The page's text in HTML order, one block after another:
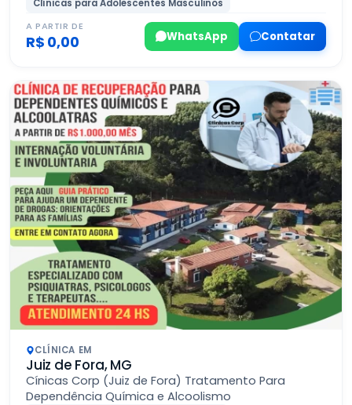
Clínicas para Adolescentes Masculinos
A PARTIR DE
R$ 0,00 WhatsApp Contatar
CLÍNICA EM
Juiz de Fora, MG
Cínicas Corp (Juiz de Fora) Tratamento Para
Dependência Química e Alcoolismo